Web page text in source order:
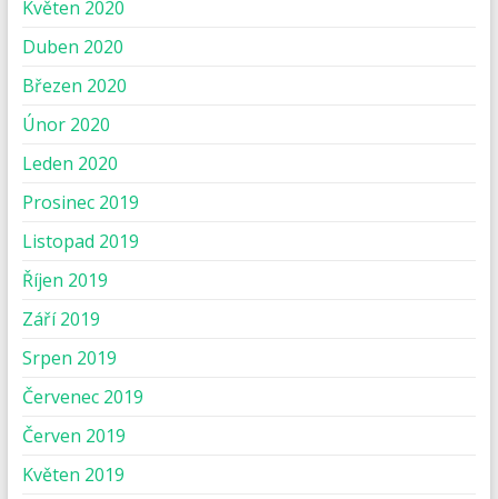
Květen 2020
Duben 2020
Březen 2020
Únor 2020
Leden 2020
Prosinec 2019
Listopad 2019
Říjen 2019
Září 2019
Srpen 2019
Červenec 2019
Červen 2019
Květen 2019